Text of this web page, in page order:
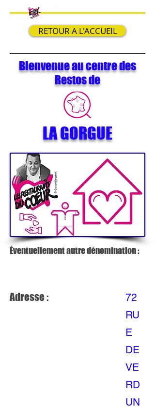
LA GORGUE
Bienvenue au centre des
Restos de
Éventuellement autre dénomination :
Adresse :
72
RU
E
DE
VE
RD
UN
RETOUR A L'ACCUEIL